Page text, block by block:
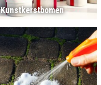
Kunstkerstbomen